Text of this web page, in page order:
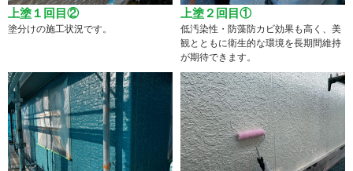
上塗１回目②
塗分けの施工状況です。
上塗２回目①
低汚染性・防藻防カビ効果も高く、美
観とともに衛生的な環境を長期間維持
が期待できます。